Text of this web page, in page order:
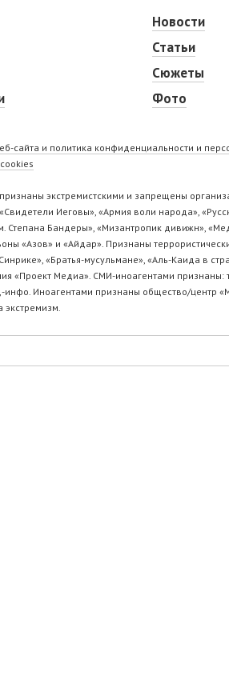
Новости
Статьи
Сюжеты
Фото
сайта и политика конфиденциальности и
экстремистскими и запрещены
Иеговы», «Армия воли народа»,
Степана Бандеры», «Мизантропик дивижн»,
«Азов» и «Айдар». Признаны
«Братья-мусульмане», «Аль-Каида в
«Проект Медиа». СМИ-иноагентами
Иноагентами признаны общество/центр